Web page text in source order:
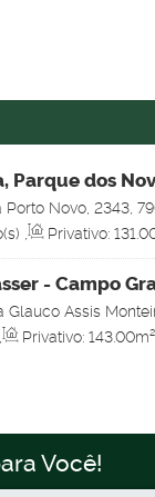
Parque dos
Porto Novo, 2343,
Mato
Privativo: 131
- Campo
Glauco Assis
Mato Grosso do
Privativo: 143.00m²
Você!